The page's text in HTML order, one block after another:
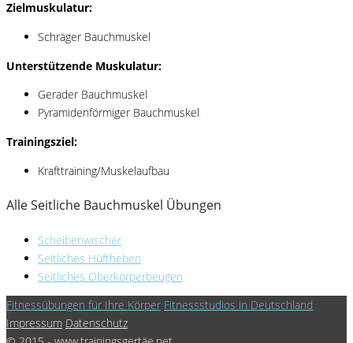
Zielmuskulatur:
Schräger Bauchmuskel
Unterstützende Muskulatur:
Gerader Bauchmuskel
Pyramidenförmiger Bauchmuskel
Trainingsziel:
Krafttraining/Muskelaufbau
Alle Seitliche Bauchmuskel Übungen
Scheibenwischer
Seitliches Hüftheben
Seitliches Oberkörperbeugen
Fitnessübungen für Ihre Körper Fitnessstudios in Deutschland
Impressum Datenschutz